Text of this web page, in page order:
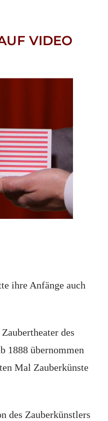
VIDEO
ihre Anfänge auch
des
1888 übernommen
Mal Zauberkünste
des Zauberkünstlers